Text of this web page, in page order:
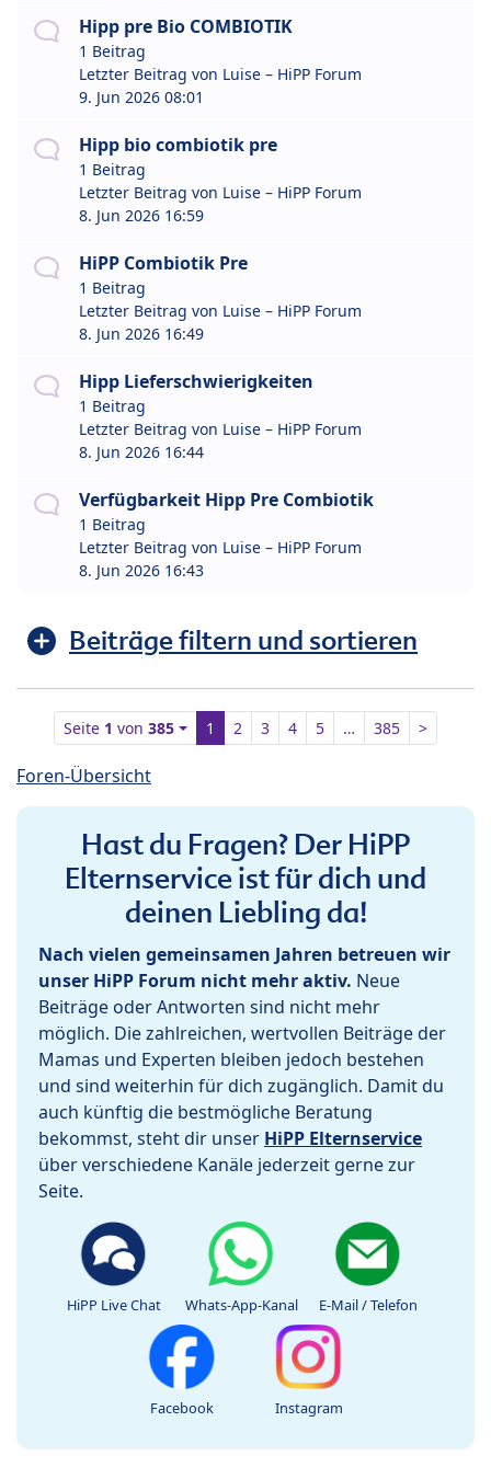
Hipp pre Bio COMBIOTIK
1 Beitrag
Letzter Beitrag von Luise – HiPP Forum
9. Jun 2026 08:01
Hipp bio combiotik pre
1 Beitrag
Letzter Beitrag von Luise – HiPP Forum
8. Jun 2026 16:59
HiPP Combiotik Pre
1 Beitrag
Letzter Beitrag von Luise – HiPP Forum
8. Jun 2026 16:49
Hipp Lieferschwierigkeiten
1 Beitrag
Letzter Beitrag von Luise – HiPP Forum
8. Jun 2026 16:44
Verfügbarkeit Hipp Pre Combiotik
1 Beitrag
Letzter Beitrag von Luise – HiPP Forum
8. Jun 2026 16:43
Beiträge filtern und sortieren
Seite 1 von385 1 2 3 4 5 … 385 >
Foren-Übersicht
Hast du Fragen? Der HiPP
Elternservice ist für dich und
deinen Liebling da!
Nach vielen gemeinsamen Jahren betreuen wir
unser HiPP Forum nicht mehr aktiv. Neue
Beiträge oder Antworten sind nicht mehr
möglich. Die zahlreichen, wertvollen Beiträge der
Mamas und Experten bleiben jedoch bestehen
und sind weiterhin für dich zugänglich. Damit du
auch künftig die bestmögliche Beratung
bekommst, steht dir unser HiPP Elternservice
über verschiedene Kanäle jederzeit gerne zur
Seite.
HiPP Live Chat Whats-App-Kanal E-Mail / Telefon
Facebook Instagram